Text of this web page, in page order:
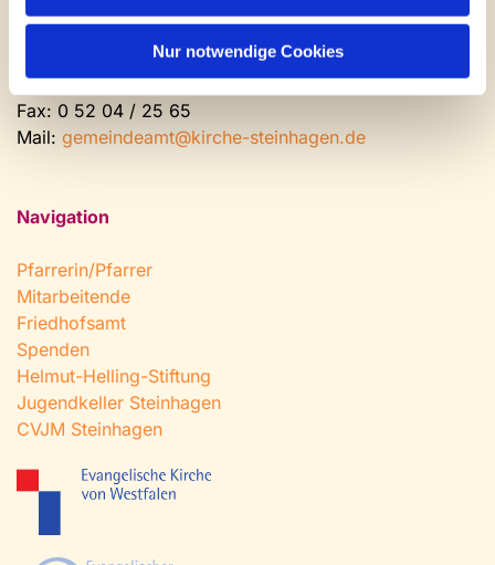
Nur notwendige Cookies
Nachmittags nach Vereinbarung
Tel:0 52 04 / 36 28
Fax: 0 52 04 / 25 65
Mail: gemeindeamt@kirche-steinhagen.de
Navigation
Pfarrerin/Pfarrer
Mitarbeitende
Friedhofsamt
Spenden
Helmut-Helling-Stiftung
Jugendkeller Steinhagen
CVJM Steinhagen